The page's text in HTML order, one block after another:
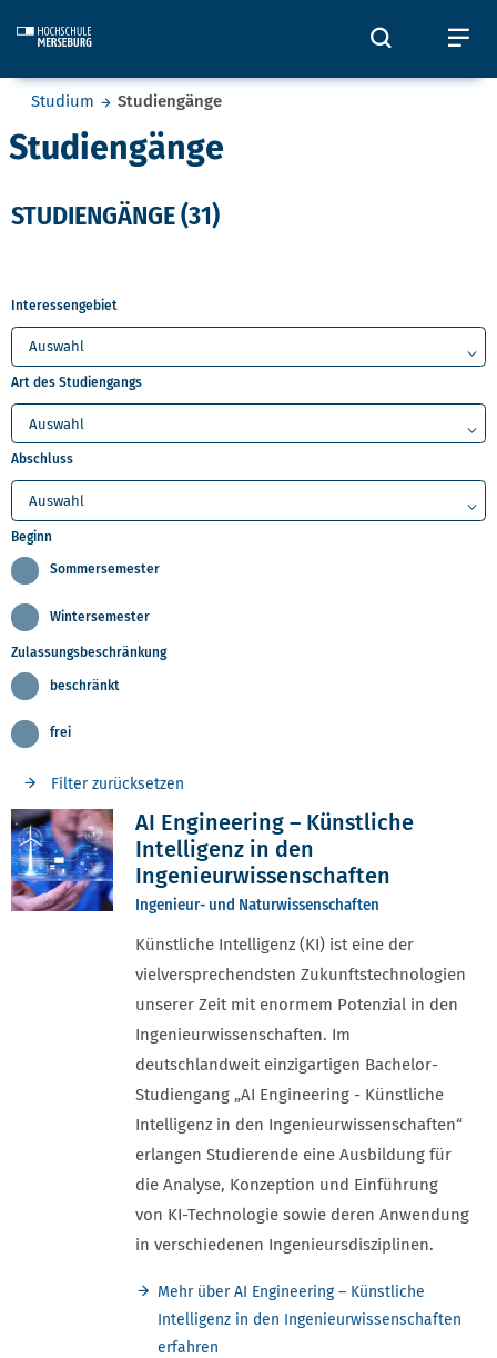
Öffnet
Sie befinden sich hier:
Studium Studiengänge
Studiengänge
STUDIENGÄNGE(31)
Interessengebiet
Art des Studiengangs
Abschluss
Beginn
Sommersemester
Wintersemester
Zulassungsbeschränkung
beschränkt
frei
Filter zurücksetzen
AI Engineering – Künstliche
Intelligenz in den
Ingenieurwissenschaften
Ingenieur- und Naturwissenschaften
Künstliche Intelligenz (KI) ist eine der
vielversprechendsten Zukunftstechnologien
unserer Zeit mit enormem Potenzial in den
Ingenieurwissenschaften. Im
deutschlandweit einzigartigen Bachelor-
Studiengang „AI Engineering - Künstliche
Intelligenz in den Ingenieurwissenschaften“
erlangen Studierende eine Ausbildung für
die Analyse, Konzeption und Einführung
von KI-Technologie sowie deren Anwendung
in verschiedenen Ingenieursdisziplinen.
Mehr über AI Engineering – Künstliche
Intelligenz in den Ingenieurwissenschaften
erfahren